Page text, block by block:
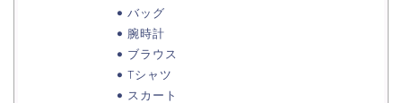
バッグ
腕時計
ブラウス
Tシャツ
スカート